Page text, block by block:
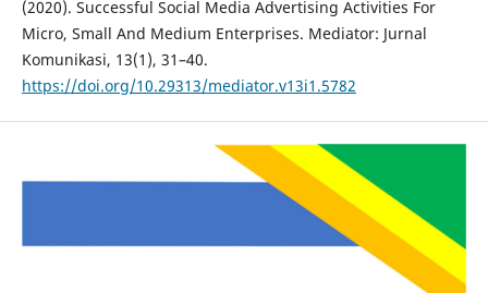
(2020). Successful Social Media Advertising Activities For
Micro, Small And Medium Enterprises. Mediator: Jurnal
Komunikasi, 13(1), 31–40.
https://doi.org/10.29313/mediator.v13i1.5782